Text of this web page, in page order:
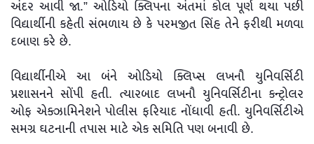
અંદર આવી જા.” ઓડિયો ક્લિપના અંતમાં કોલ પૂર્ણ થયા પછી
વિદ્યાર્થીની કહેતી સંભળાય છે કે પરમજીત સિંહ તેને ફરીથી મળવા
દબાણ કરે છે.
વિદ્યાર્થીનીએ આ બંને ઓડિયો ક્લિપ્સ લખનૌ યુનિવર્સિટી
પ્રશાસનને સોંપી હતી. ત્યારબાદ લખનૌ યુનિવર્સિટીના કન્ટ્રોલર
ઓફ એક્ઝામિનેશને પોલીસ ફરિયાદ નોંધાવી હતી. યુનિવર્સિટીએ
સમગ્ર ઘટનાની તપાસ માટે એક સમિતિ પણ બનાવી છે.